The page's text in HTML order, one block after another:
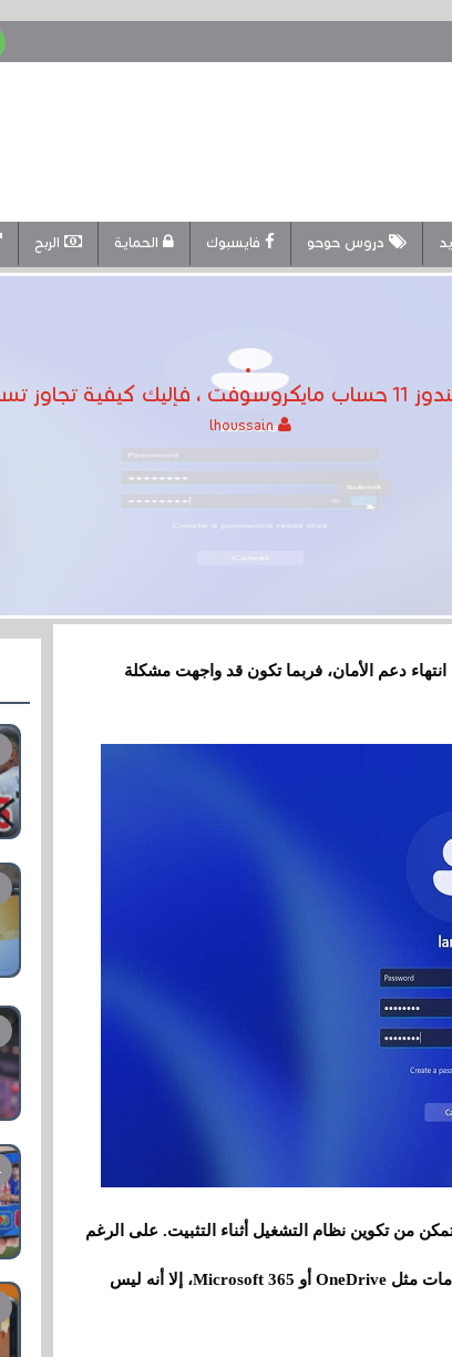
دروس حوحو فايسبوك الحماية الربح
الدخول
lhoussain
الجديد قبل انتهاء دعم الأمان، فربما تكون قد واجهت مشكلة
تكوين نظام التشغيل أثناء التثبيت. على الرغم
من أن هذا مطلوب لمزامنة البيانات والأمان وتنشيط الخدمات مثل OneDrive أو Microsoft 365، إلا أنه ليس